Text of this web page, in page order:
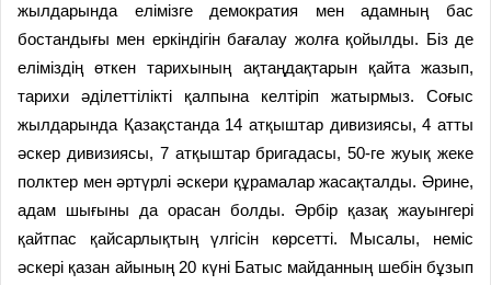
жылдарында елімізге демократия мен адамның бас
бостандығы мен еркіндігін бағалау жолға қойылды. Біз де
еліміздің өткен тарихының ақтаңдақтарын қайта жазып,
тарихи әділеттілікті қалпына келтіріп жатырмыз. Соғыс
жылдарында Қазақстанда 14 атқыштар дивизиясы, 4 атты
әскер дивизиясы, 7 атқыштар бригадасы, 50-ге жуық жеке
полктер мен әртүрлі әскери құрамалар жасақталды. Әрине,
адам шығыны да орасан болды. Әрбір қазақ жауынгері
қайтпас қайсарлықтың үлгісін көрсетті. Мысалы, неміс
әскері қазан айының 20 күні Батыс майданның шебін бұзып